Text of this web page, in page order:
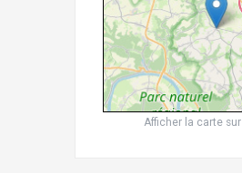
Afficher la cartesur